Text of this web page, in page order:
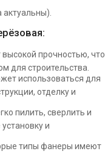
прочностью, что
для строительства.
использоваться для
отделку и
пилить, сверлить и
и
типы фанеры имеют